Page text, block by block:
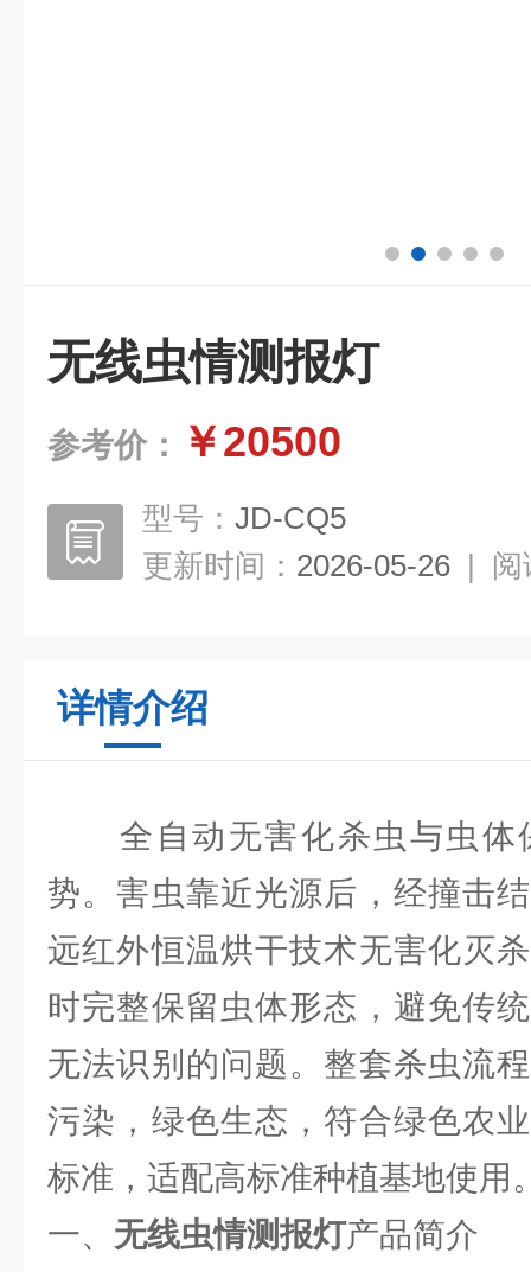
无线虫情测报灯
参考价： ￥20500
型号： JD-CQ5
更新时间： 2026-05-26 | 阅
详情介绍
全自动无害化杀虫与虫体
势。害虫靠近光源后，经撞击
远红外恒温烘干技术无害化灭
时完整保留虫体形态，避免传
无法识别的问题。整套杀虫流
污染，绿色生态，符合绿色农
标准，适配高标准种植基地使用
一、 无线虫情测报灯产品简介